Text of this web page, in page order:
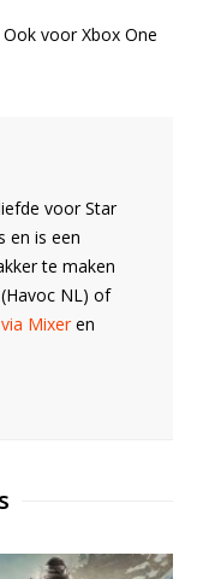
voor Xbox One
voor Star
en is een
te maken
NL) of
Mixeren